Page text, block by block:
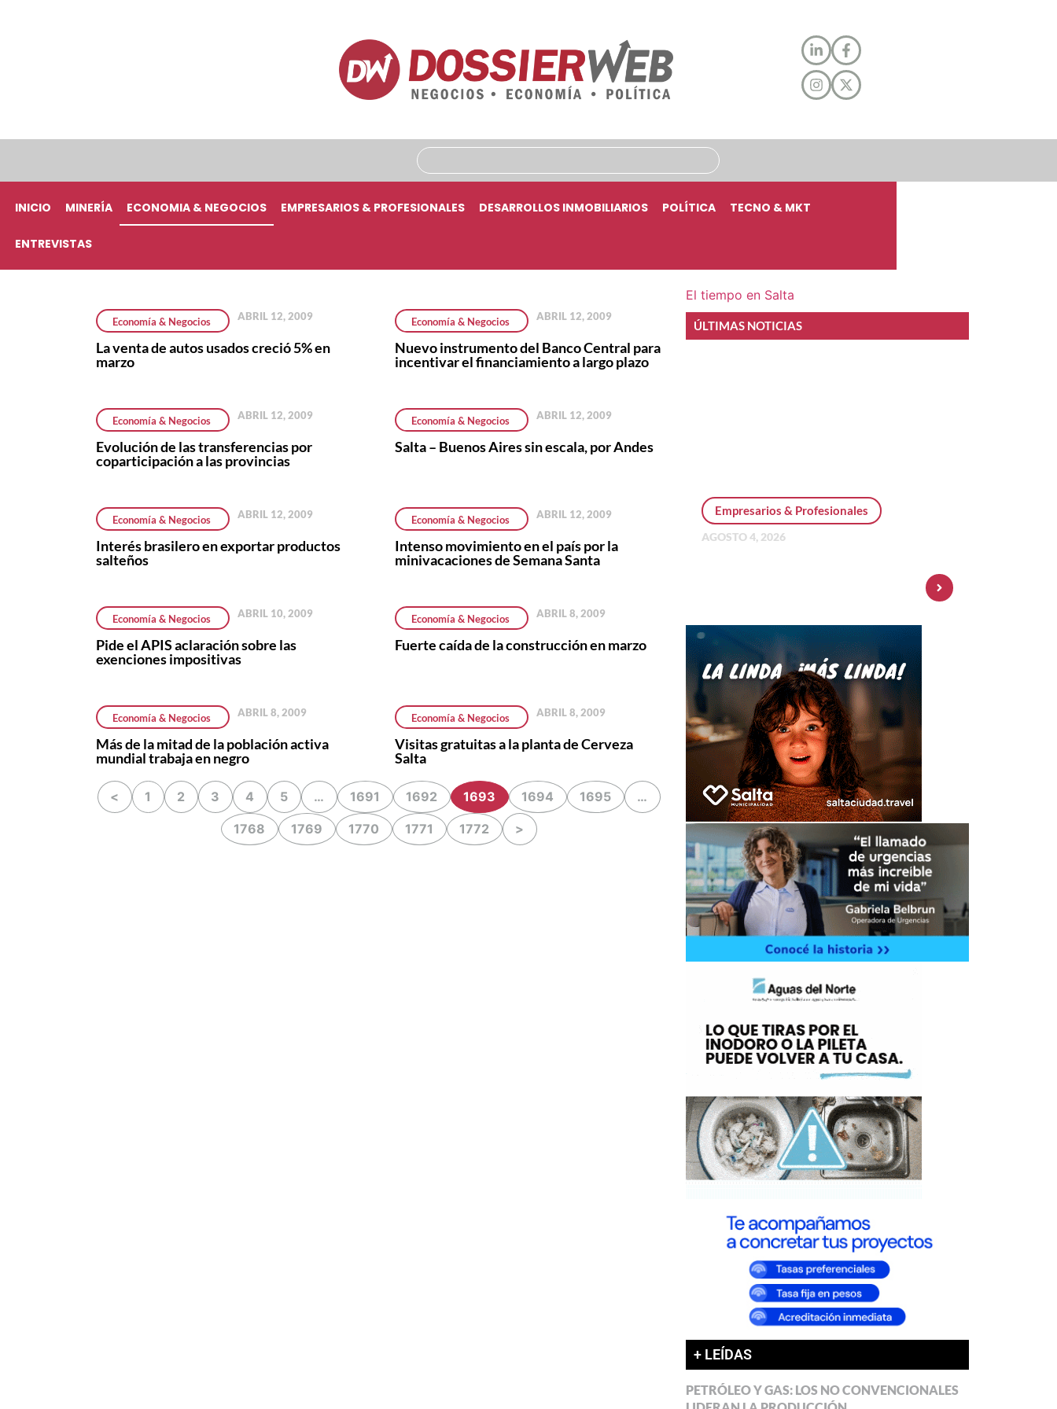
INICIO MINERÍA ECONOMIA & NEGOCIOS EMPRESARIOS & PROFESIONALES DESARROLLOS INMOBILIARIOS POLÍTICA TECNO & MKT
ENTREVISTAS
Economía & Negocios ABRIL 12, 2009
La venta de autos usados creció 5% en
marzo
Economía & Negocios ABRIL 12, 2009
Nuevo instrumento del Banco Central para
incentivar el financiamiento a largo plazo
Economía & Negocios ABRIL 12, 2009
Evolución de las transferencias por
coparticipación a las provincias
Economía & Negocios ABRIL 12, 2009
Salta – Buenos Aires sin escala, por Andes
Economía & Negocios ABRIL 12, 2009
Interés brasilero en exportar productos
salteños
Economía & Negocios ABRIL 12, 2009
Intenso movimiento en el país por la
minivacaciones de Semana Santa
Economía & Negocios ABRIL 10, 2009
Pide el APIS aclaración sobre las
exenciones impositivas
Economía & Negocios ABRIL 8, 2009
Fuerte caída de la construcción en marzo
Economía & Negocios ABRIL 8, 2009
Más de la mitad de la población activa
mundial trabaja en negro
Economía & Negocios ABRIL 8, 2009
Visitas gratuitas a la planta de Cerveza
Salta
< 1 2 3 4 5 … 1691 1692 1693 1694 1695 …
1768 1769 1770 1771 1772 >
El tiempo en Salta
ÚLTIMAS NOTICIAS
Empresarios & Profesionales
AGOSTO 4, 2026
+ LEÍDAS
PETRÓLEO Y GAS: LOS NO CONVENCIONALES